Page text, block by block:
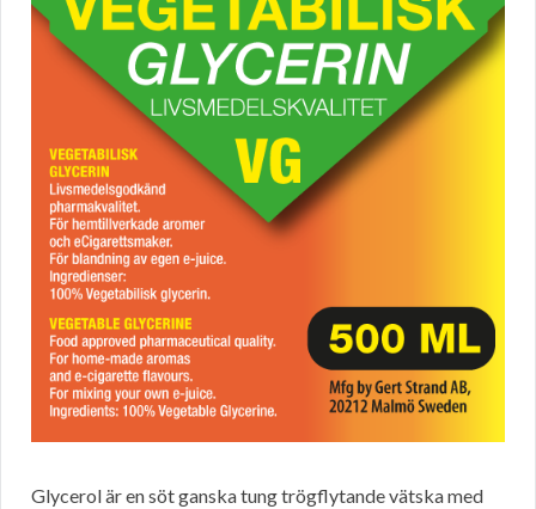
Glycerol är en söt ganska tung trögflytande vätska med